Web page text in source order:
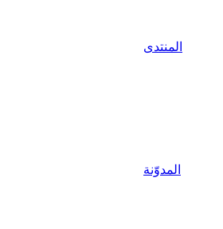
المنتدى
المدوّنة